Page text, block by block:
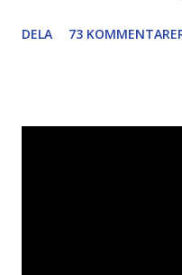
Piratpartiet FRA-lagen
DELA 73